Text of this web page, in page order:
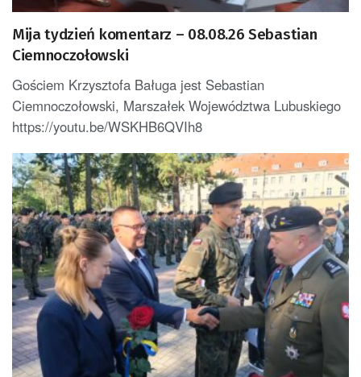
Mija tydzień komentarz – 08.08.26 Sebastian
Ciemnoczołowski
Gościem Krzysztofa Baługa jest Sebastian
Ciemnoczołowski, Marszałek Województwa Lubuskiego
https://youtu.be/WSKHB6QVIh8